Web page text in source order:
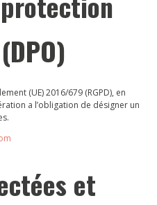
(UE) 2016/679 (RGPD), en
a l’obligation de désigner un
et